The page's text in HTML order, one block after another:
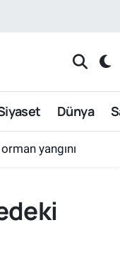
Dünya
yangını